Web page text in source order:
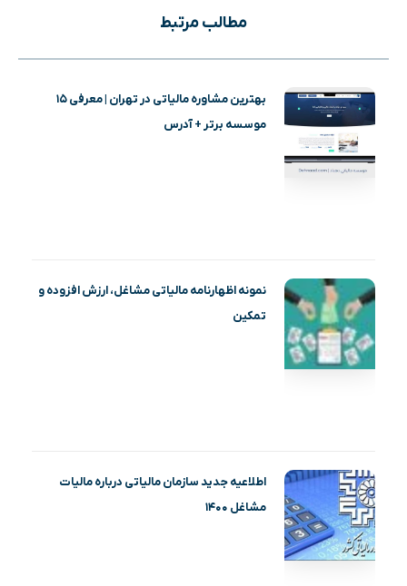
مطالب مرتبط
بهترین مشاوره مالیاتی در تهران | معرفی ۱۵
موسسه برتر + آدرس
نمونه اظهارنامه مالیاتی مشاغل، ارزش افزوده و
تمکین
اطلاعیه جدید سازمان مالیاتی درباره مالیات
مشاغل ۱۴۰۰